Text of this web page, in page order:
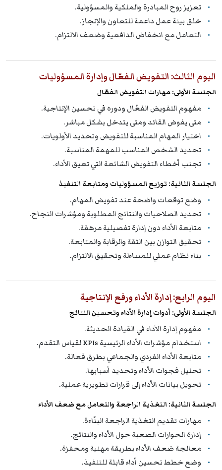
تعزيز روح المبادرة والملكية والمسؤولية.
خلق بيئة عمل داعمة للتعاون والإنجاز.
التعامل مع انخفاض الدافعية وضعف الالتزام.
اليوم الثالث: التفويض الفعّال وإدارة المسؤوليات
الجلسة الأولى: مهارات التفويض الفعّال
مفهوم التفويض الفعّال ودوره في تحسين الإنتاجية.
متى يفوض القائد ومتى يتدخل بشكل مباشر.
اختيار المهام المناسبة للتفويض وتحديد الأولويات.
تحديد الشخص المناسب للمهمة المناسبة.
تجنب أخطاء التفويض الشائعة التي تعيق الأداء.
الجلسة الثانية: توزيع المسؤوليات ومتابعة التنفيذ
وضع توقعات واضحة عند تفويض المهام.
تحديد الصلاحيات والنتائج المطلوبة ومؤشرات النجاح.
متابعة الأداء دون إدارة تفصيلية مرهقة.
تحقيق التوازن بين الثقة والرقابة والمتابعة.
بناء نظام عملي للمساءلة وتحقيق الالتزام.
اليوم الرابع: إدارة الأداء ورفع الإنتاجية
الجلسة الأولى: أدوات إدارة الأداء وتحسين النتائج
مفهوم إدارة الأداء في القيادة الحديثة.
استخدام مؤشرات الأداء الرئيسية KPIs لقياس التقدم.
متابعة الأداء الفردي والجماعي بطرق فعالة.
تحليل فجوات الأداء وتحديد أسبابها.
تحويل بيانات الأداء إلى قرارات تطويرية عملية.
الجلسة الثانية: التغذية الراجعة والتعامل مع ضعف الأداء
مهارات تقديم التغذية الراجعة البنّاءة.
إدارة الحوارات الصعبة حول الأداء والنتائج.
معالجة ضعف الأداء بطريقة مهنية ومحفزة.
وضع خطط تحسين أداء قابلة للتنفيذ.